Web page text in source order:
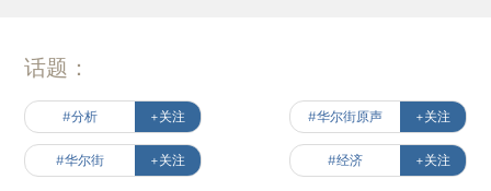
话题：
#分析 +关注 #华尔街原声 +关注
#华尔街 +关注 #经济 +关注